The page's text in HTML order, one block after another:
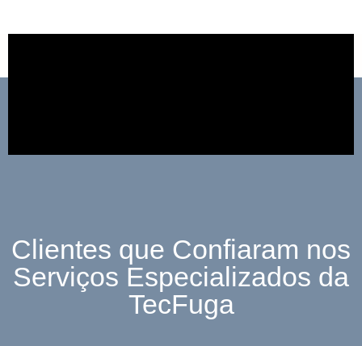
Clientes que Confiaram nos
Serviços Especializados da
TecFuga